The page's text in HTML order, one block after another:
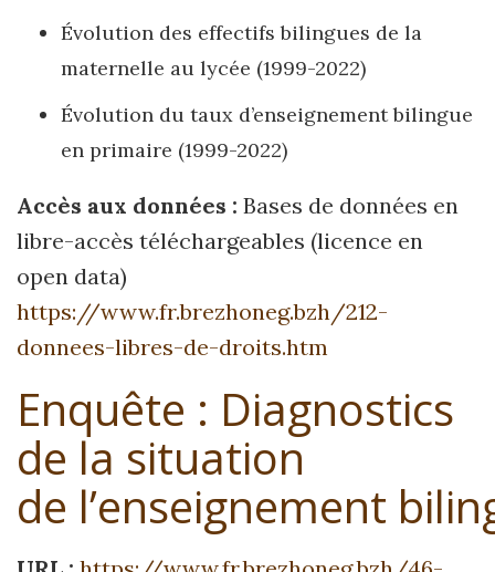
Évolution des effectifs bilingues de la
maternelle au lycée (1999-2022)
Évolution du taux d’enseignement bilingue
en primaire (1999-2022)
Accès aux données : Bases de données en
libre-accès téléchargeables (licence en
open data)
https://www.fr.brezhoneg.bzh/212-
donnees-libres-de-droits.htm
Enquête : Diagnostics
de la situation
de l’enseignement